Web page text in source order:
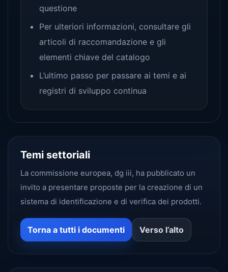
questione
Per ulteriori informazioni, consultare gli
articoli di raccomandazione e gli
elementi chiave del catalogo
L’ultimo passo per passare ai temi e ai
registri di sviluppo continua
Temi settoriali
La commissione europea, dg iii, ha pubblicato un
invito a presentare proposte per la creazione di un
sistema di identificazione e di verifica dei prodotti.
Torna a tutti i documenti Verso l’alto